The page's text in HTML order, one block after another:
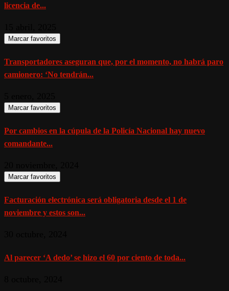
licencia de...
Marcar favoritos
Transportadores aseguran que, por el momento, no habrá paro
camionero: ‘No tendrán...
Marcar favoritos
Por cambios en la cúpula de la Policía Nacional hay nuevo
comandante...
Marcar favoritos
Facturación electrónica será obligatoria desde el 1 de
noviembre y estos son...
Al parecer ‘A dedo’ se hizo el 60 por ciento de toda...